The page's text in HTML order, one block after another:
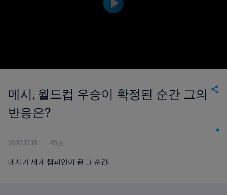
메시, 월드컵 우승이 확정된 순간 그의
반응은?
2022.12.18 49초
메시가 세계 챔피언이 된 그 순간.